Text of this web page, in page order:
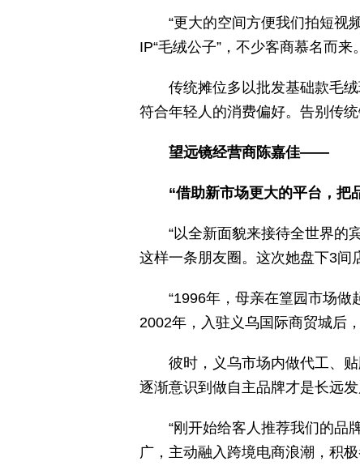
“更大的空间方便我们拍短视
IP“毛绒公子”，不少客商慕名而来。
传统摊位多以批发基础款毛
符合年轻人的消费偏好。告别传
望远镜经营商陈嘉佳——
“借助新市场更大的平台，把
“以全新面貌来接待全世界的
这样一条朋友圈。这次她盘下3间
“1996年，母亲在篁园市场做
2002年，入驻义乌国际商贸城后
彼时，义乌市场内做代工、
逐渐意识到做自主品牌才是长远
“刚开始给客人推荐我们的品
广，主动融入跨境电商浪潮，积